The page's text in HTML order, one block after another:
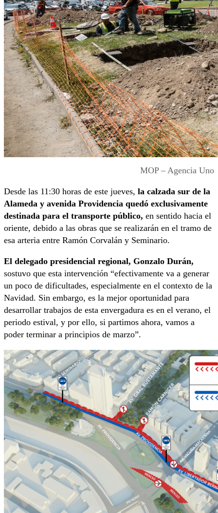
MOP – Agencia Uno
Desde las 11:30 horas de este jueves, la calzada sur de la
Alameda y avenida Providencia quedó exclusivamente
destinada para el transporte público, en sentido hacia el
oriente, debido a las obras que se realizarán en el tramo de
esa arteria entre Ramón Corvalán y Seminario.
El delegado presidencial regional, Gonzalo Durán,
sostuvo que esta intervención “efectivamente va a generar
un poco de dificultades, especialmente en el contexto de la
Navidad. Sin embargo, es la mejor oportunidad para
desarrollar trabajos de esta envergadura es en el verano, el
periodo estival, y por ello, si partimos ahora, vamos a
poder terminar a principios de marzo”.